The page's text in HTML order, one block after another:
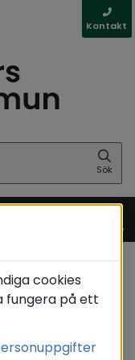
öppnas i nytt
annan webbplats,
Kontakt
Sök
Meny
Politik
Kalén Ingemar
cookies
fungera på ett